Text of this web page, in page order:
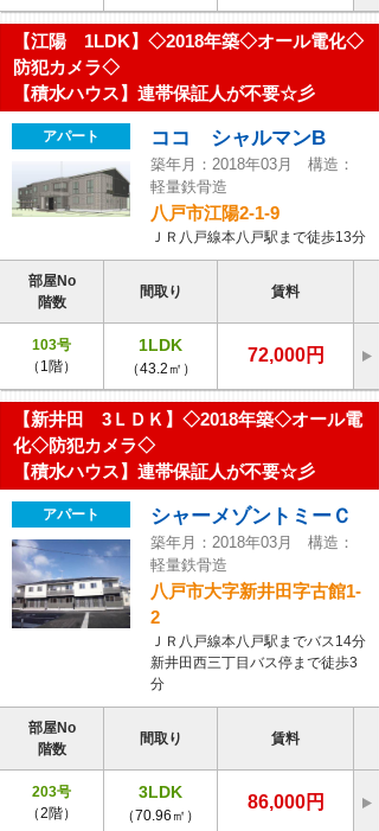
【江陽 1LDK】◇2018年築◇オール電化◇
防犯カメラ◇
【積水ハウス】連帯保証人が不要☆彡
アパート ココ シャルマンB
築年月：2018年03月 構造：
軽量鉄骨造
八戸市江陽2-1-9
ＪＲ八戸線本八戸駅まで徒歩13分
部屋No
階数
間取り 賃料
103号
（1階）
1LDK
（43.2㎡）
72,000円
【新井田 3ＬＤＫ】◇2018年築◇オール電
化◇防犯カメラ◇
【積水ハウス】連帯保証人が不要☆彡
アパート シャーメゾントミーＣ
築年月：2018年03月 構造：
軽量鉄骨造
八戸市大字新井田字古館1-
2
ＪＲ八戸線本八戸駅までバス14分
新井田西三丁目バス停まで徒歩3
分
部屋No
階数
間取り 賃料
203号
（2階）
3LDK
（70.96㎡）
86,000円